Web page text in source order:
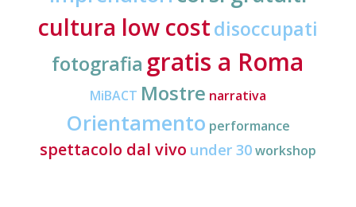
cultura low costdisoccupati
fotografia gratis a Roma
MiBACT Mostre narrativa
Orientamento performance
spettacolo dal vivo under 30workshop